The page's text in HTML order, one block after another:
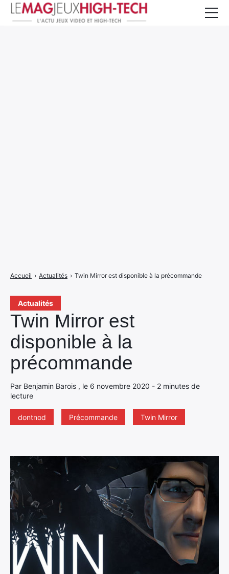
Actualités
Twin Mirror est
disponible à la
précommande
Par Benjamin Barois , le 6 novembre 2020 - 2 minutes de
lecture
dontnod Précommande Twin Mirror
Accueil › Actualités › Twin Mirror est disponible à la précommande